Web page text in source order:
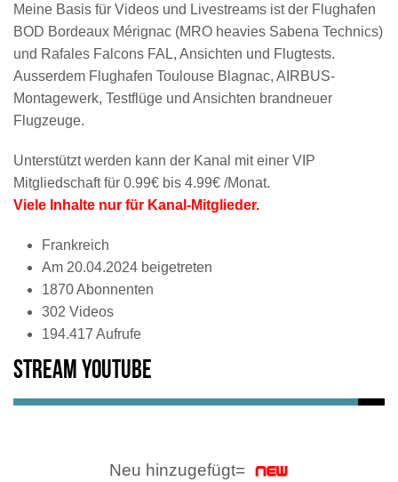
Meine Basis für Videos und Livestreams ist der Flughafen
BOD Bordeaux Mérignac (MRO heavies Sabena Technics)
und Rafales Falcons FAL, Ansichten und Flugtests.
Ausserdem Flughafen Toulouse Blagnac, AIRBUS-
Montagewerk, Testflüge und Ansichten brandneuer
Flugzeuge.
Unterstützt werden kann der Kanal mit einer VIP
Mitgliedschaft für 0.99€ bis 4.99€ /Monat.
Viele Inhalte nur für Kanal-Mitglieder.
Frankreich
Am 20.04.2024 beigetreten
1870 Abonnenten
302 Videos
194.417 Aufrufe
Stream Youtube
Neu hinzugefügt=